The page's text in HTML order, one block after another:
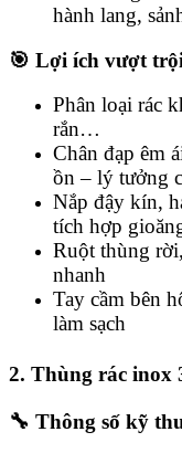
hành lang,
🎯 Lợi ích vượt trội
Phân loại rác
rắn…
Chân đạp êm
ồn – lý tưởng
Nắp đậy kín,
tích hợp
Ruột thùng
nhanh
Tay cầm bên
làm sạch
2. Thùng rác inox
🔧 Thông số kỹ